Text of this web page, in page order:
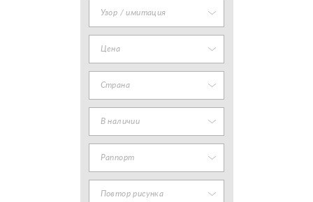
Узор / имитация
Цена
Страна
В наличии
Раппорт
Повтор рисунка